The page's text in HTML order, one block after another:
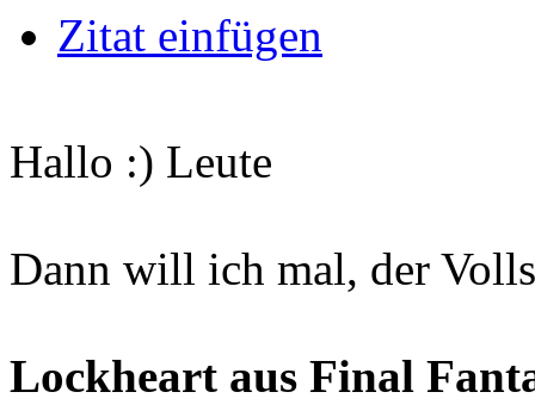
Zitat einfügen
Hallo :) Leute
Dann will ich mal, der
Lockheart aus Final